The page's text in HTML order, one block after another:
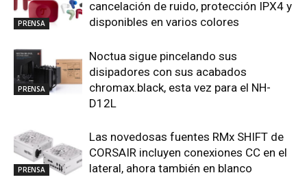
PRENSA
cancelación de ruido, protección IPX4 y
disponibles en varios colores
PRENSA
Noctua sigue pincelando sus
disipadores con sus acabados
chromax.black, esta vez para el NH-
D12L
PRENSA
Las novedosas fuentes RMx SHIFT de
CORSAIR incluyen conexiones CC en el
lateral, ahora también en blanco